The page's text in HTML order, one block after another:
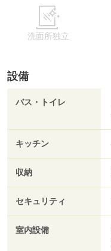
洗面所独立
設備
バス・トイレ
キッチン
収納
セキュリティ
室内設備